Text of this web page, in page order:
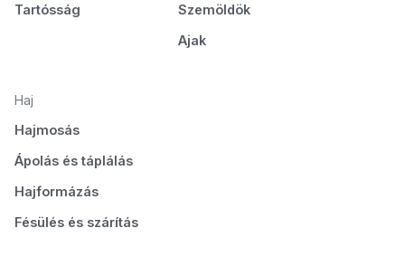
Tartósság
Szemöldök
Ajak
Haj
Hajmosás
Ápolás és táplálás
Hajformázás
Fésülés és szárítás